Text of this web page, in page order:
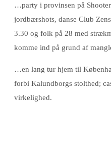
…party i provinsen på
jordbærshots, danse Club
3.30 og folk på 28 med
komme ind på grund af
…en lang tur hjem til
forbi Kalundborgs stolthed;
virkelighed.